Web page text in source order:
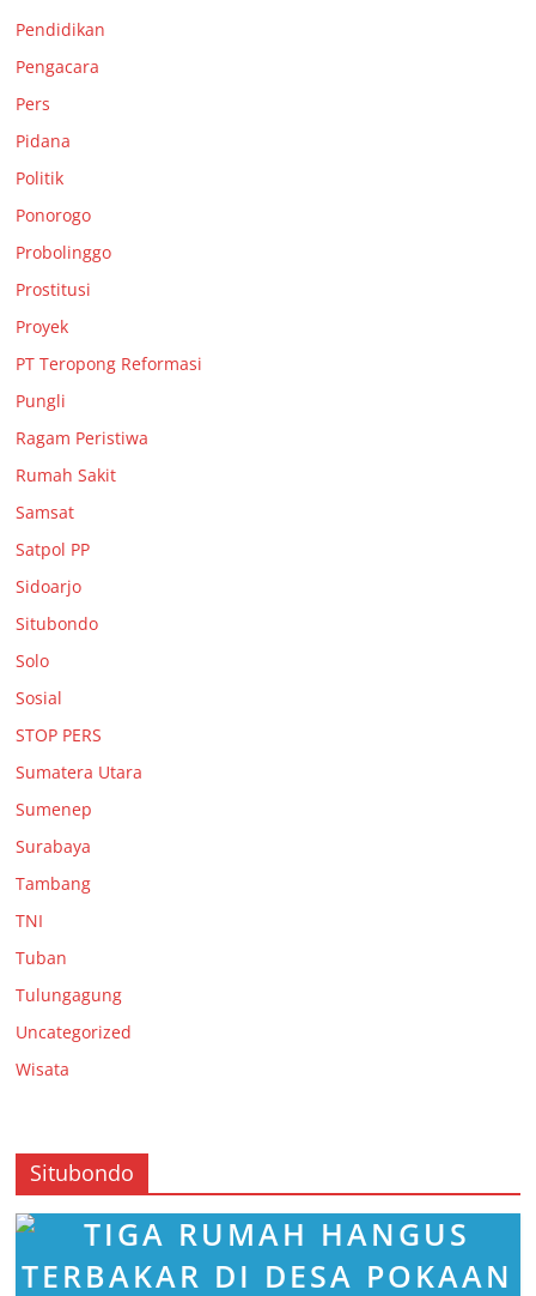
Pendidikan
Pengacara
Pers
Pidana
Politik
Ponorogo
Probolinggo
Prostitusi
Proyek
PT Teropong Reformasi
Pungli
Ragam Peristiwa
Rumah Sakit
Samsat
Satpol PP
Sidoarjo
Situbondo
Solo
Sosial
STOP PERS
Sumatera Utara
Sumenep
Surabaya
Tambang
TNI
Tuban
Tulungagung
Uncategorized
Wisata
Situbondo